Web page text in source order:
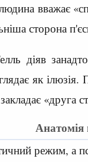
людина вважає
сторона
діяв
як
«друга
режим, а